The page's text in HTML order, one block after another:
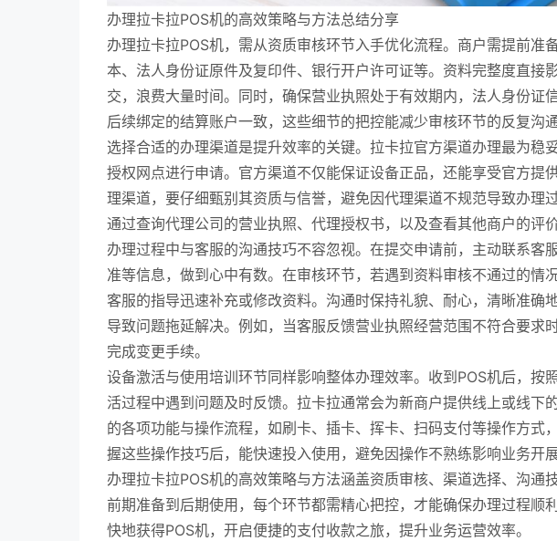
办理拉卡拉POS机的高效策略与方法总结分享
办理拉卡拉POS机，需从资质审核环节入手优化流程。商户需提前准
本、法人身份证原件及复印件、银行开户许可证等。资料完整度直接
交，浪费大量时间。同时，确保营业执照处于有效期内，法人身份证
后续绑定的结算账户一致，这些细节的把控能减少审核环节的反复沟
选择合适的办理渠道是提升效率的关键。拉卡拉官方渠道办理最为稳
授权网点进行申请。官方渠道不仅能保证设备正品，还能享受官方提
理渠道，要仔细甄别其资质与信誉，避免因代理渠道不规范导致办理
通过查询代理公司的营业执照、代理授权书，以及查看其他商户的评
办理过程中与客服的沟通技巧不容忽视。在提交申请前，主动联系客
准等信息，做到心中有数。在审核环节，若遇到资料审核不通过的情
客服的指导迅速补充或修改资料。沟通时保持礼貌、耐心，清晰准确
导致问题拖延解决。例如，当客服反馈营业执照经营范围不符合要求
完成变更手续。
设备激活与使用培训环节同样影响整体办理效率。收到POS机后，按
活过程中遇到问题及时反馈。拉卡拉通常会为新商户提供线上或线下
的各项功能与操作流程，如刷卡、插卡、挥卡、扫码支付等操作方式
握这些操作技巧后，能快速投入使用，避免因操作不熟练影响业务开展
办理拉卡拉POS机的高效策略与方法涵盖资质审核、渠道选择、沟通
前期准备到后期使用，每个环节都需精心把控，才能确保办理过程顺
快地获得POS机，开启便捷的支付收款之旅，提升业务运营效率。